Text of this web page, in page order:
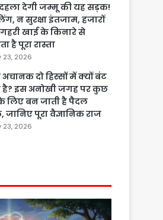
देगी जम्मू की यह सड़क!
न सुरक्षा इंतजाम, हजारों
खाई के किनारे से
है पूरा रास्ता
23, 2026
अचानक दो हिस्सों में क्यों बंट
है? इस अनोखी जगह पर कुछ
लिए बन जाती है पैदल
पूरा वैज्ञानिक राज
23, 2026